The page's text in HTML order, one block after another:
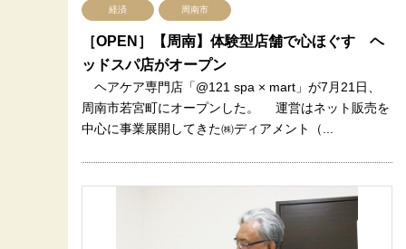
経済 周南市
［OPEN］【周南】体験型店舗で心ほぐす ヘ
ッドスパ店がオープン
ヘアケア専門店「@121 spa × mart」が7月21日、
周南市若宮町にオープンした。 運営はネット販売を
中心に事業展開してきた㈱ディアメント（...